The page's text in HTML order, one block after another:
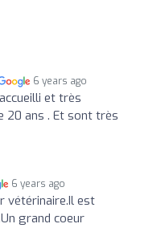
6 years ago
et très
20 ans . Et sont très
6 years ago
vétérinaire.Il est
grand coeur